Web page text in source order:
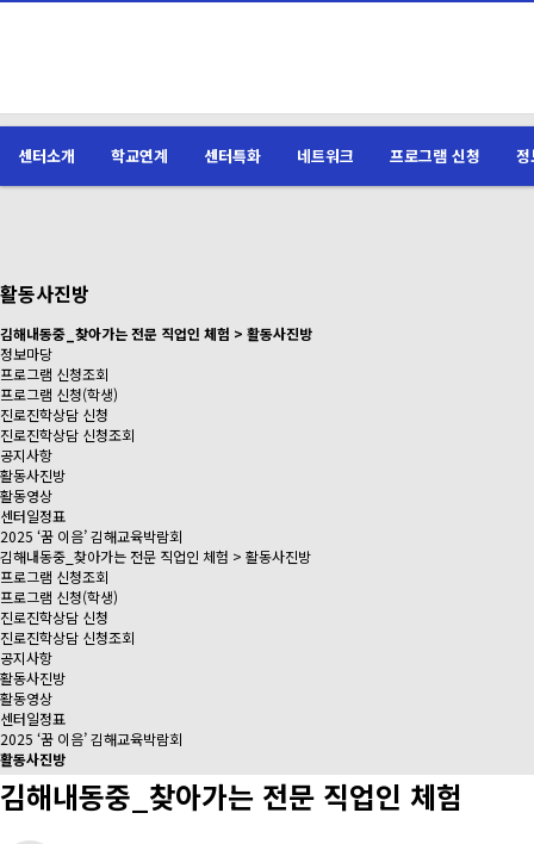
센터소개 학교연계 센터특화 네트워크 프로그램 신청
활동사진방
김해내동중_찾아가는 전문 직업인 체험 > 활동사진방
정보마당
프로그램 신청조회
프로그램 신청(학생)
진로진학상담 신청
진로진학상담 신청조회
공지사항
활동사진방
활동영상
센터일정표
2025 ‘꿈 이음’ 김해교육박람회
김해내동중_찾아가는 전문 직업인 체험 > 활동사진방
프로그램 신청조회
프로그램 신청(학생)
진로진학상담 신청
진로진학상담 신청조회
공지사항
활동사진방
활동영상
센터일정표
2025 ‘꿈 이음’ 김해교육박람회
활동사진방
김해내동중_찾아가는 전문 직업인 체험